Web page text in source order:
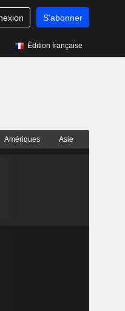
S'abonner
Édition française
Amériques Asie